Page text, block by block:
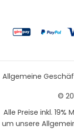
Allgemeine
©
Alle Preise inkl. 19%
um unsere